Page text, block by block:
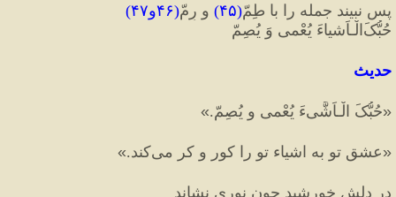
پس نبیند جمله را با طِمّ(۴۵) و رِمّ(۴۶و۴۷
)
حُبُّکَ‌الْـاَشیاءَ یُعْمی وَ یُصِمّ
حدیث
«حُبُّکَ الْـاَشَّیءَ یُعْمی و یُصِمّ.»
«عشقِ تو به اشياء تو را كور و كر می‌کند. »
در دلش خورشید چون نوری نشاند